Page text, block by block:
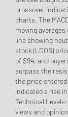
crossover
charts. The
moving
line showing
stock (LDOS)
of $94, and
surpass the
the price
indicated a rise
Technical
views and